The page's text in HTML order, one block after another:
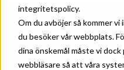
integritetspolicy.
Om du avböjer så kommer
du besöker vår webbplats.
dina önskemål måste vi dock
webbläsare så att våra